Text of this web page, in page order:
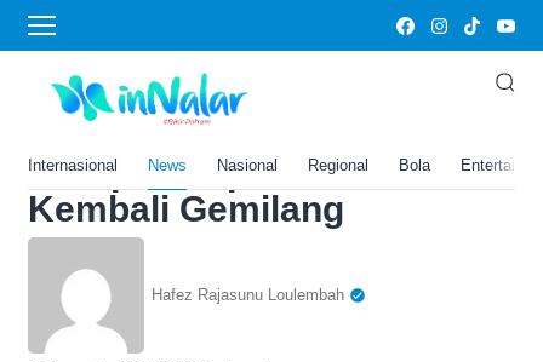
Internasional News Nasional Regional Bola
Home›News
Prediksi Kamboja vs Timor
Lester di Piala AFF 2024,
Harap-Harap João Pedro
Kembali Gemilang
Hafez Rajasunu Loulembah